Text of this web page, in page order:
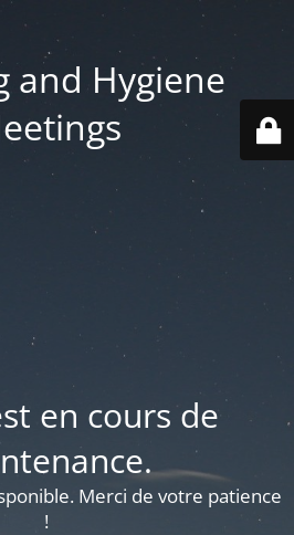
and Hygiene
en cours de
Merci de votre patience
!